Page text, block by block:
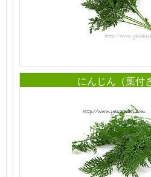
にんじん（葉付